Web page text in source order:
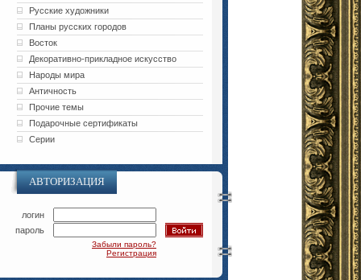
Русские художники
Планы русских городов
Восток
Декоративно-прикладное искусство
Народы мира
Античность
Прочие темы
Подарочные сертификаты
Серии
АВТОРИЗАЦИЯ
логин
пароль
Забыли пароль?
Регистрация